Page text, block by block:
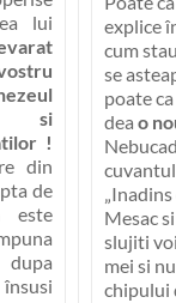
lui
si
!
din
de
este
dupa
explice
cum
se
poate
dea o
„Inadins
Mesac
slujiti
mei si
chipului